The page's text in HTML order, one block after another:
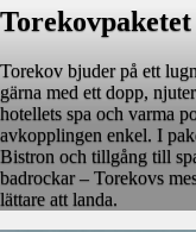
Torekovpaketet
Torekov bjuder på ett
gärna med ett dopp,
hotellets spa och varma
avkopplingen enkel. I
Bistron och tillgång till
badrockar – Torekovs
lättare att landa.